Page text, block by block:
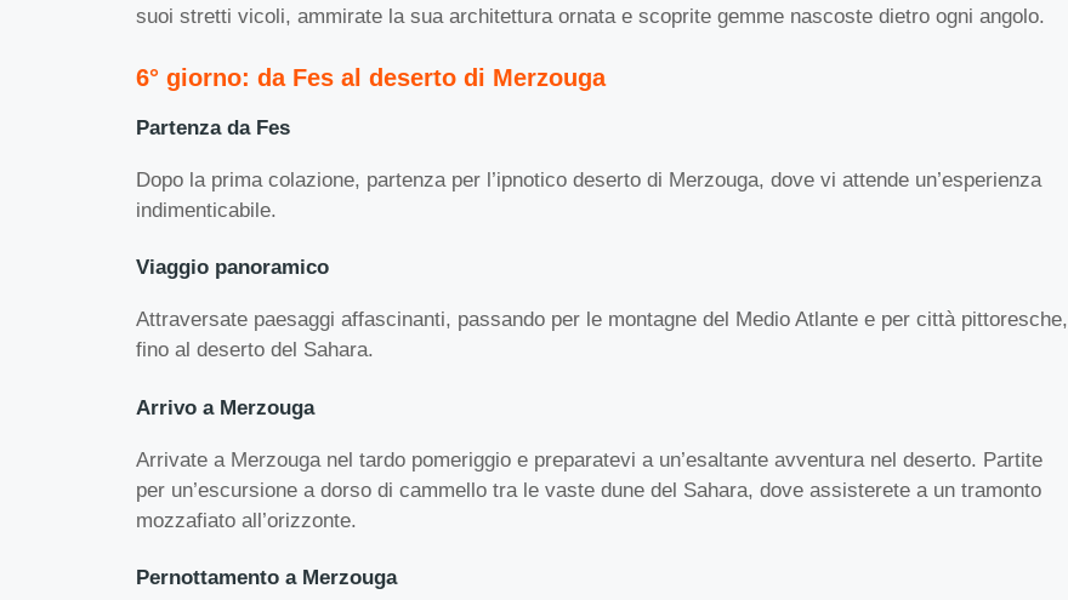
suoi stretti vicoli, ammirate la sua architettura ornata e scoprite gemme nascoste dietro ogni angolo.
6° giorno: da Fes al deserto di Merzouga
Partenza da Fes
Dopo la prima colazione, partenza per l’ipnotico deserto di Merzouga, dove vi attende un’esperienza
indimenticabile.
Viaggio panoramico
Attraversate paesaggi affascinanti, passando per le montagne del Medio Atlante e per città pittoresche,
fino al deserto del Sahara.
Arrivo a Merzouga
Arrivate a Merzouga nel tardo pomeriggio e preparatevi a un’esaltante avventura nel deserto. Partite
per un’escursione a dorso di cammello tra le vaste dune del Sahara, dove assisterete a un tramonto
mozzafiato all’orizzonte.
Pernottamento a Merzouga